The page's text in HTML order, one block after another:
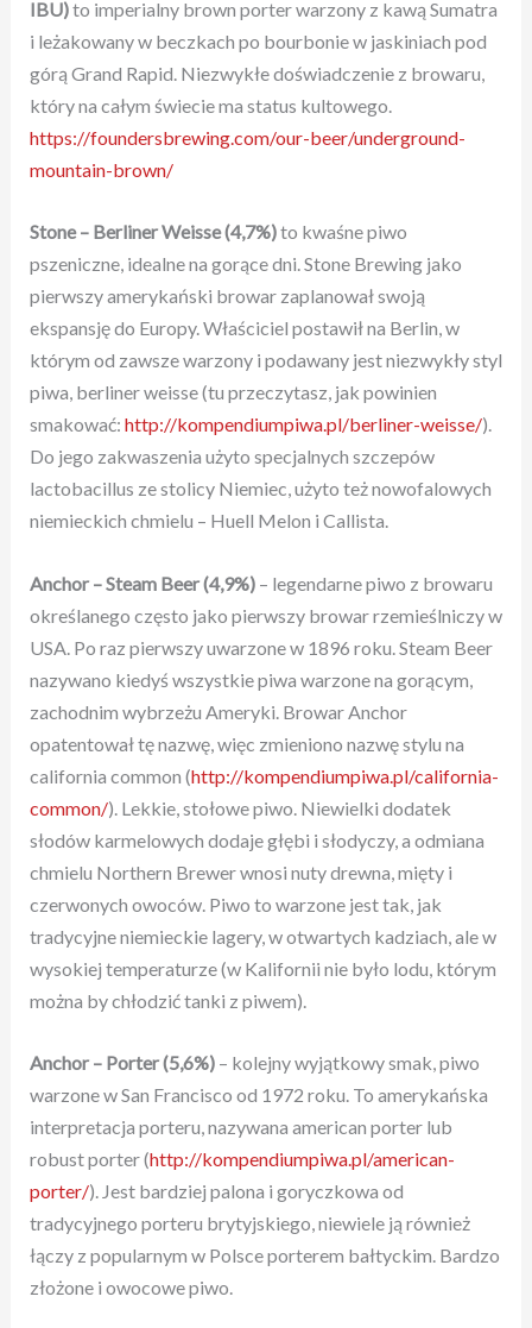
IBU)to imperialny brown porter warzony z kawą Sumatra
i leżakowany w beczkach po bourbonie w jaskiniach pod
górą Grand Rapid. Niezwykłe doświadczenie z browaru,
który na całym świecie ma status kultowego.
https://foundersbrewing.com/our-beer/underground-
mountain-brown/
Stone – Berliner Weisse(4,7%)to kwaśne piwo
pszeniczne, idealne na gorące dni. Stone Brewing jako
pierwszy amerykański browar zaplanował swoją
ekspansję do Europy. Właściciel postawił na Berlin, w
którym od zawsze warzony i podawany jest niezwykły styl
piwa, berliner weisse (tu przeczytasz, jak powinien
smakować: http://kompendiumpiwa.pl/berliner-weisse/).
Do jego zakwaszenia użyto specjalnych szczepów
lactobacillus ze stolicy Niemiec, użyto też nowofalowych
niemieckich chmielu – Huell Melon i Callista.
Anchor – Steam Beer(4,9%)– legendarne piwo z browaru
określanego często jako pierwszy browar rzemieślniczy w
USA. Po raz pierwszy uwarzone w 1896 roku. Steam Beer
nazywano kiedyś wszystkie piwa warzone na gorącym,
zachodnim wybrzeżu Ameryki. Browar Anchor
opatentował tę nazwę, więc zmieniono nazwę stylu na
california common (http://kompendiumpiwa.pl/california-
common/). Lekkie, stołowe piwo. Niewielki dodatek
słodów karmelowych dodaje głębi i słodyczy, a odmiana
chmielu Northern Brewer wnosi nuty drewna, mięty i
czerwonych owoców. Piwo to warzone jest tak, jak
tradycyjne niemieckie lagery, w otwartych kadziach, ale w
wysokiej temperaturze (w Kalifornii nie było lodu, którym
można by chłodzić tanki z piwem).
Anchor – Porter(5,6%)– kolejny wyjątkowy smak, piwo
warzone w San Francisco od 1972 roku. To amerykańska
interpretacja porteru, nazywana american porter lub
robust porter (http://kompendiumpiwa.pl/american-
porter/). Jest bardziej palona i goryczkowa od
tradycyjnego porteru brytyjskiego, niewiele ją również
łączy z popularnym w Polsce porterem bałtyckim. Bardzo
złożone i owocowe piwo.